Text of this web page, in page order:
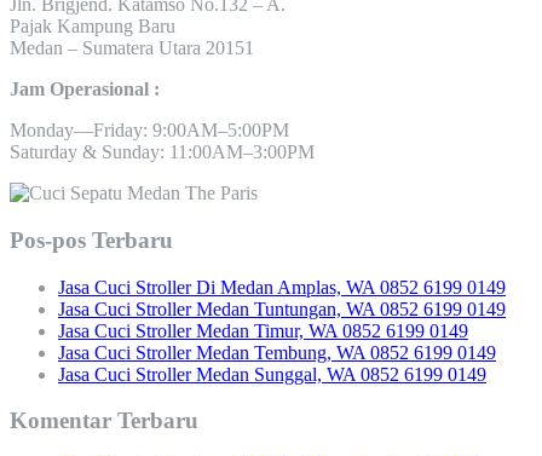
Jln. Brigjend. Katamso No.132 – A.
Pajak Kampung Baru
Medan – Sumatera Utara 20151
Jam Operasional :
Monday—Friday: 9:00AM–5:00PM
Saturday & Sunday: 11:00AM–3:00PM
Pos-pos Terbaru
Jasa Cuci Stroller Di Medan Amplas, WA 0852 6199 0149
Jasa Cuci Stroller Medan Tuntungan, WA 0852 6199 0149
Jasa Cuci Stroller Medan Timur, WA 0852 6199 0149
Jasa Cuci Stroller Medan Tembung, WA 0852 6199 0149
Jasa Cuci Stroller Medan Sunggal, WA 0852 6199 0149
Komentar Terbaru